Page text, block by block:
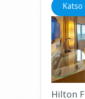
Katso
Hilton